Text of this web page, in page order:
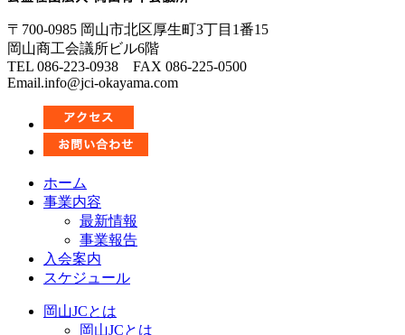
〒700-0985 岡山市北区厚生町3丁目1番15
岡山商工会議所ビル6階
TEL 086-223-0938 FAX 086-225-0500
Email.info@jci-okayama.com
ホーム
事業内容
最新情報
事業報告
入会案内
スケジュール
岡山JCとは
岡山JCとは